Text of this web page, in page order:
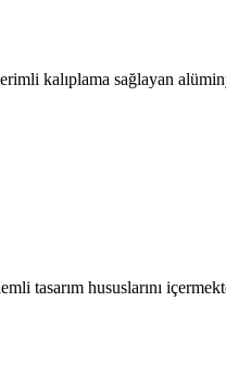
kalıplama sağlayan
tasarım hususlarını